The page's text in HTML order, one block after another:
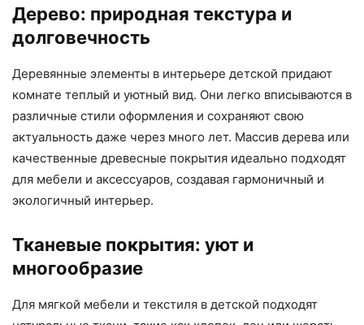
Дерево: природная текстура и
долговечность
Деревянные элементы в интерьере детской придают
комнате теплый и уютный вид. Они легко вписываются в
различные стили оформления и сохраняют свою
актуальность даже через много лет. Массив дерева или
качественные древесные покрытия идеально подходят
для мебели и аксессуаров, создавая гармоничный и
экологичный интерьер.
Тканевые покрытия: уют и
многообразие
Для мягкой мебели и текстиля в детской подходят